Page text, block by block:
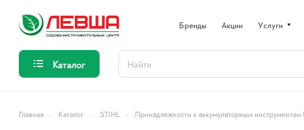
Бренды Акции Услуги
Каталог
Главная – Каталог – STIHL – Принадлежности к аккумуляторным